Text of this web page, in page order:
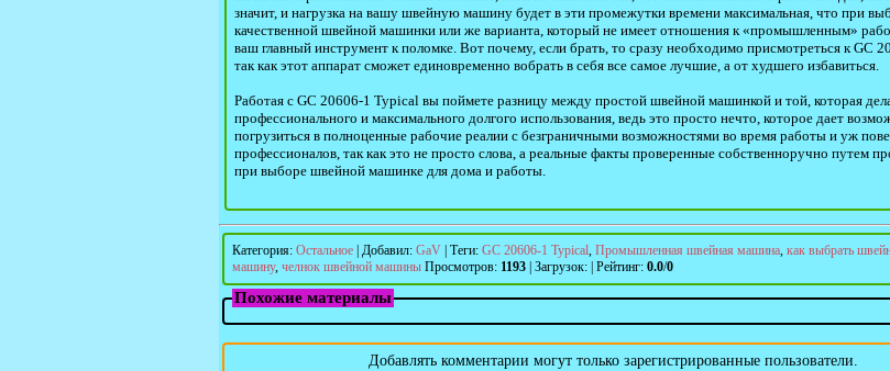
значит, и нагрузка на вашу швейную машину будет в эти промежутки времени максимальная, что при
качественной швейной машинки или же варианта, который не имеет отношения к «промышленным»
ваш главный инструмент к поломке. Вот почему, если брать, то сразу необходимо присмотреться к GC
так как этот аппарат сможет единовременно вобрать в себя все самое лучшие, а от худшего избавиться.
Работая с GC 20606-1 Typical вы поймете разницу между простой швейной машинкой и той, которая
профессионального и максимального долгого использования, ведь это просто нечто, которое дает
погрузиться в полноценные рабочие реалии с безграничными возможностями во время работы и уж
профессионалов, так как это не просто слова, а реальные факты проверенные собственноручно путем
при выборе швейной машинке для дома и работы.
Категория: Остальное Добавил: GaV Теги: GC 20606-1 Typical, Промышленная швейная машина, как выбрать
машину, челнок швейной машины Просмотров: 1193 Загрузок: Рейтинг: 0.0/0
Похожие материалы
Добавлять комментарии могут только зарегистрированные пользователи.